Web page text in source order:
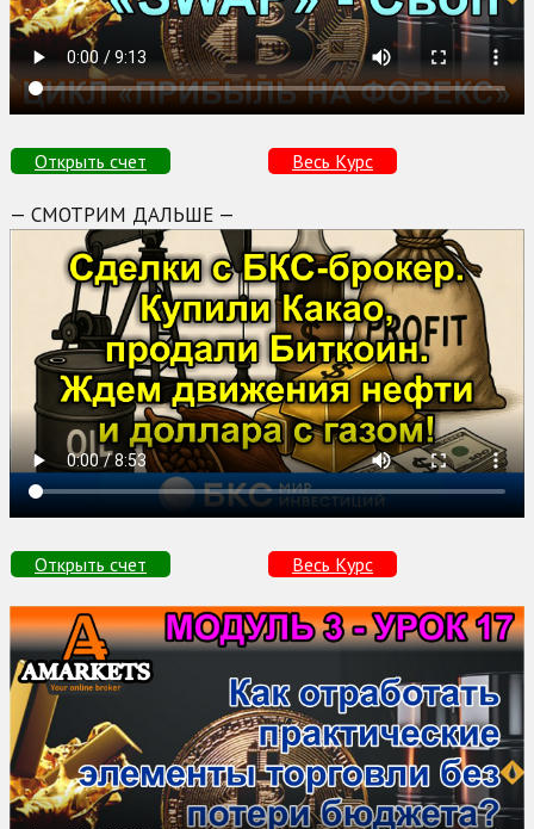
Открыть счет Весь Курс
— СМОТРИМ ДАЛЬШЕ —
Открыть счет Весь Курс